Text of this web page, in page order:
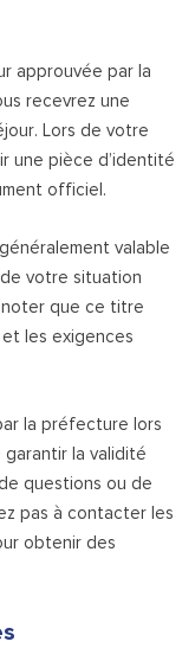
approuvée par la
recevrez une
Lors de votre
une pièce d’identité
officiel.
valable
votre situation
que ce titre
les exigences
la préfecture lors
garantir la validité
questions ou de
pas à contacter les
obtenir des